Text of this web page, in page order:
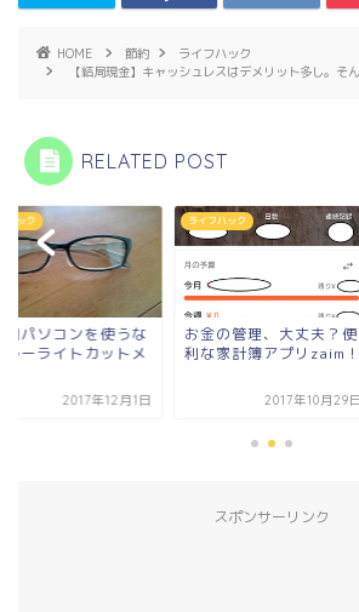
HOME 節約
ライフハック
【結局現金】キャッシュレスはデメリット多し。そ
RELATED POST
ハック
間パソコンを使うな
ルーライトカットメ
2017年12月1日
ライフハック
お金の管理、大丈夫？便
利な家計簿アプリzaim！
2017年10月29日
スポンサーリンク